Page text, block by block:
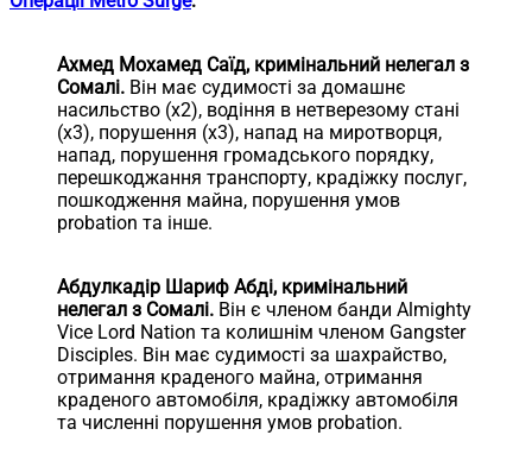
Ахмед Мохамед Саїд, кримінальний нелегал з
Сомалі. Він має судимості за домашнє
насильство (x2), водіння в нетверезому стані
(x3), порушення (x3), напад на миротворця,
напад, порушення громадського порядку,
перешкоджання транспорту, крадіжку послуг,
пошкодження майна, порушення умов
probation та інше.
Абдулкадір Шариф Абді, кримінальний
нелегал з Сомалі. Він є членом банди Almighty
Vice Lord Nation та колишнім членом Gangster
Disciples. Він має судимості за шахрайство,
отримання краденого майна, отримання
краденого автомобіля, крадіжку автомобіля
та численні порушення умов probation.